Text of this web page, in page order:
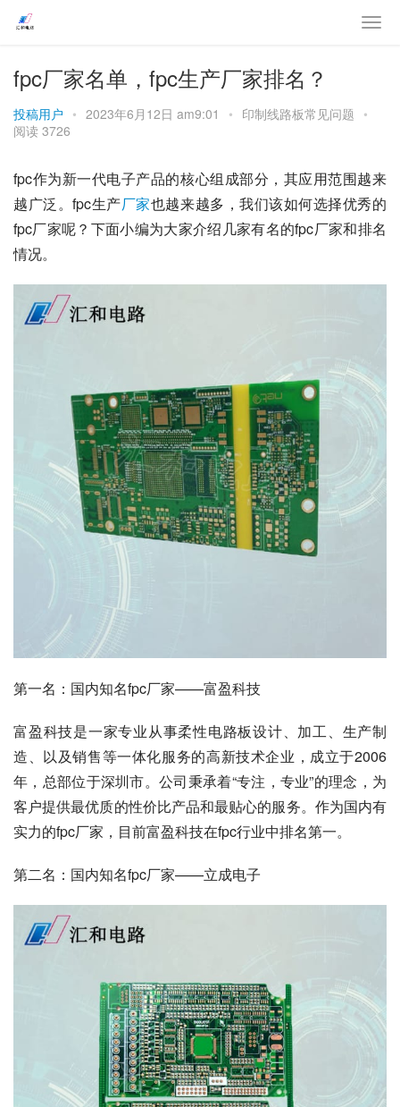
fpc厂家名单，fpc生产厂家排名？
投稿用户 • 2023年6月12日 am9:01 • 印制线路板常见问题 •
阅读 3726
fpc作为新一代电子产品的核心组成部分，其应用范围越来
越广泛。fpc生产厂家也越来越多，我们该如何选择优秀的
fpc厂家呢？下面小编为大家介绍几家有名的fpc厂家和排名
情况。
第一名：国内知名fpc厂家——富盈科技
富盈科技是一家专业从事柔性电路板设计、加工、生产制
造、以及销售等一体化服务的高新技术企业，成立于2006
年，总部位于深圳市。公司秉承着“专注，专业”的理念，为
客户提供最优质的性价比产品和最贴心的服务。作为国内有
实力的fpc厂家，目前富盈科技在fpc行业中排名第一。
第二名：国内知名fpc厂家——立成电子